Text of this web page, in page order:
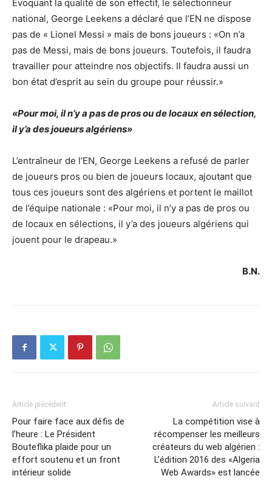
Evoquant la qualité de son effectif, le sélectionneur
national, George Leekens a déclaré que l’EN ne dispose
pas de « Lionel Messi » mais de bons joueurs : «On n’a
pas de Messi, mais de bons joueurs. Toutefois, il faudra
travailler pour atteindre nos objectifs. Il faudra aussi un
bon état d’esprit au sein du groupe pour réussir.»
«Pour moi, il n’y a pas de pros ou de locaux en sélection,
il y’a des joueurs algériens»
L’entraîneur de l’EN, George Leekens a refusé de parler
de joueurs pros ou bien de joueurs locaux, ajoutant que
tous ces joueurs sont des algériens et portent le maillot
de l’équipe nationale : «Pour moi, il n’y a pas de pros ou
de locaux en sélections, il y’a des joueurs algériens qui
jouent pour le drapeau.»
B.N.
Article précédent
Pour faire face aux défis de
l’heure : Le Président
Bouteflika plaide pour un
effort soutenu et un front
intérieur solide
Article suivant
La compétition vise à
récompenser les meilleurs
créateurs du web algérien :
L’édition 2016 des «Algeria
Web Awards» est lancée